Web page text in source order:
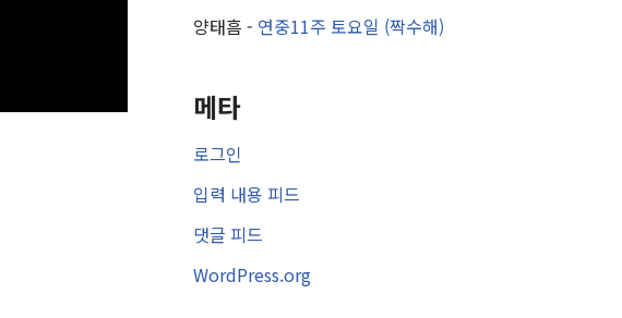
양태흠 - 연중11주 토요일 (짝수해)
메타
로그인
입력 내용 피드
댓글 피드
WordPress.org